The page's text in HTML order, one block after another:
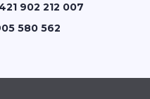
902 212 007
580 562